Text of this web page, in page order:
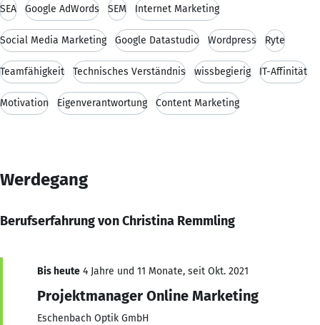
SEA Google AdWords SEM Internet Marketing
Social Media Marketing Google Datastudio Wordpress Ryte
Teamfähigkeit Technisches Verständnis wissbegierig IT-Affinität
Motivation Eigenverantwortung Content Marketing
Werdegang
Berufserfahrung von Christina Remmling
Bis heute 4 Jahre und 11 Monate, seit Okt. 2021
Projektmanager Online Marketing
Eschenbach Optik GmbH